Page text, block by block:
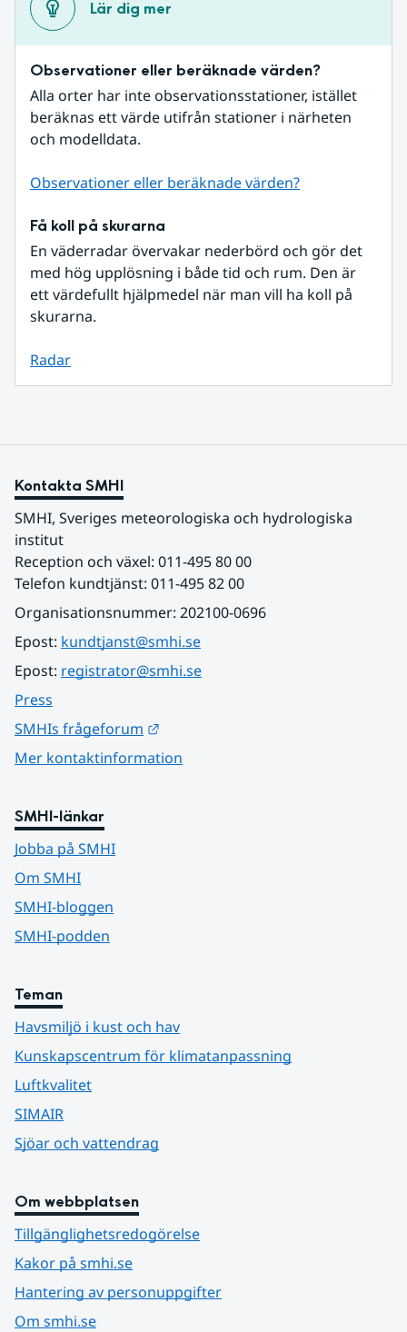
Lär dig mer
Observationer eller beräknade värden?
Alla orter har inte observationsstationer, istället
beräknas ett värde utifrån stationer i närheten
och modelldata.
Observationer eller beräknade värden?
Få koll på skurarna
En väderradar övervakar nederbörd och gör det
med hög upplösning i både tid och rum. Den är
ett värdefullt hjälpmedel när man vill ha koll på
skurarna.
Radar
Kontakta SMHI
SMHI, Sveriges meteorologiska och hydrologiska
institut
Reception och växel: 011-495 80 00
Telefon kundtjänst: 011-495 82 00
Organisationsnummer: 202100-0696
Epost: kundtjanst@smhi.se
Epost: registrator@smhi.se
Press
SMHIs frågeforum
Mer kontaktinformation
SMHI-länkar
Jobba på SMHI
Om SMHI
SMHI-bloggen
SMHI-podden
Teman
Havsmiljö i kust och hav
Kunskapscentrum för klimatanpassning
Luftkvalitet
SIMAIR
Sjöar och vattendrag
Om webbplatsen
Tillgänglighetsredogörelse
Kakor på smhi.se
Hantering av personuppgifter
Om smhi.se